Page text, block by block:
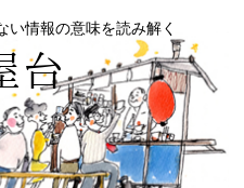
い情報の意味を読み解く
台